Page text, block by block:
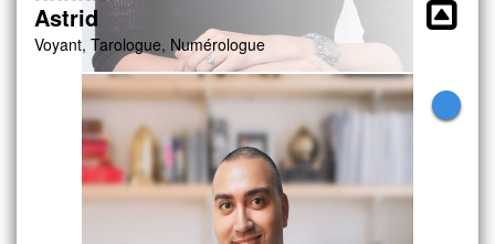
Astrid
Voyant, Tarologue, Numérologue